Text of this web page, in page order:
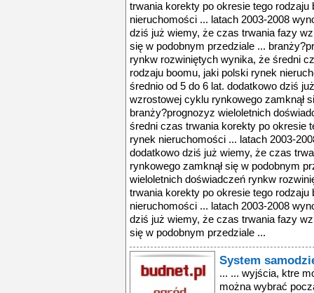
trwania korekty po okresie tego rodzaju
nieruchomości ... latach 2003-2008
dziś już wiemy, że czas trwania fazy
się w podobnym przedziale ...
rynkw rozwiniętych wynika, że średni
rodzaju boomu, jaki polski rynek
średnio od 5 do 6 lat. dodatkowo dziś
wzrostowej cyklu rynkowego zamknął
branży?prognozyz wieloletnich
średni czas trwania korekty po okresie
rynek nieruchomości ... latach 2003-
dodatkowo dziś już wiemy, że czas
rynkowego zamknął się w podobnym
wieloletnich doświadczeń rynkw
trwania korekty po okresie tego rodzaju
nieruchomości ... latach 2003-2008
dziś już wiemy, że czas trwania fazy
się w podobnym przedziale ...
System
... ... wyjścia, ktre
można wybrać